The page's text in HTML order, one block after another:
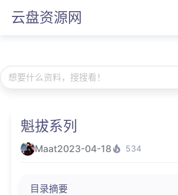
云盘资源网
想要什么资料，搜搜看！
魁拔系列
Maat2023-04-18 534
目录摘要